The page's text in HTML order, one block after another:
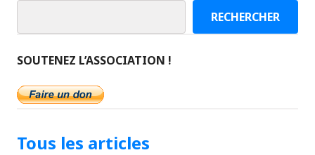
RECHERCHER
SOUTENEZ L’ASSOCIATION !
Tous les articles